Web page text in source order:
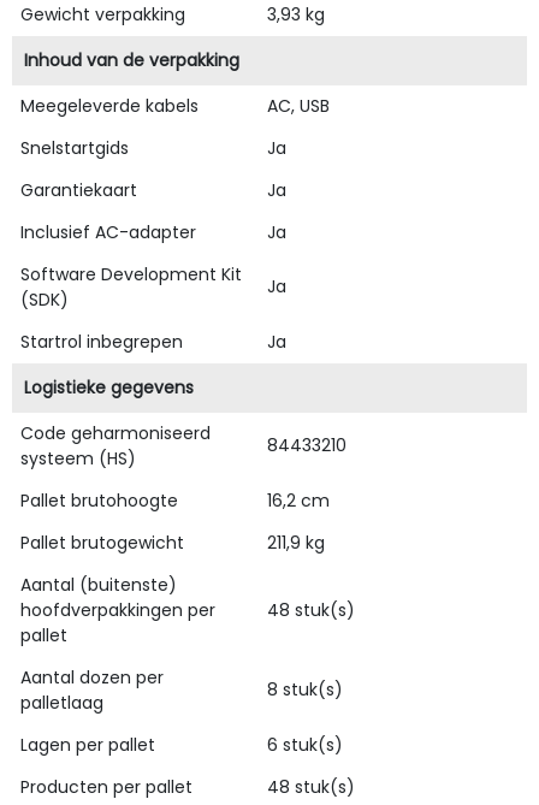
Gewicht verpakking
3,93 kg
Inhoud van de verpakking
Meegeleverde kabels
AC, USB
Snelstartgids
Ja
Garantiekaart
Ja
Inclusief AC-adapter
Ja
Software Development Kit
(SDK)
Ja
Startrol inbegrepen
Ja
Logistieke gegevens
Code geharmoniseerd
systeem (HS)
84433210
Pallet brutohoogte
16,2 cm
Pallet brutogewicht
211,9 kg
Aantal (buitenste)
hoofdverpakkingen per
pallet
48 stuk(s)
Aantal dozen per
palletlaag
8 stuk(s)
Lagen per pallet
6 stuk(s)
Producten per pallet
48 stuk(s)